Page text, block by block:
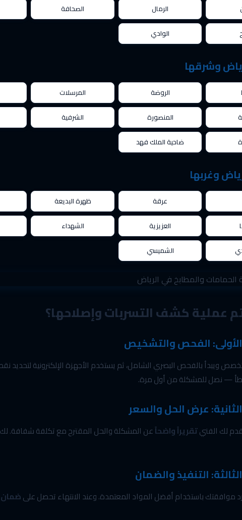
الرمال الصحافة
الوادي
وشرقها
الروضة المرسلات
المنصورة الشرفية
ضاحية الملك فهد
وغربها
عرقة ظهرة البديعة
العزيزية الشهداء
الشميسي
عملية كشف التسربات وإصلاحها؟
الأولى: الفحص والتشخيص
ويبدأ بالفحص البصري الشامل، ثم يستخدم الأجهزة الإلكترونية لتحديد
— نصل للمشكلة من أول مرة.
عرض الحل والسعر
لك الفنيتقريراً واضحاًعن المشكلة والحل المقترح مع تكلفة شفافة. لك
التنفيذ والضمان
موافقتك باستخدام أفضل المواد المعتمدة. وعند الانتهاء تحصل على